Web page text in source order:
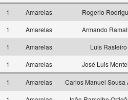
1 Amarelas
Rogerio
1 Amarelas
Armando
1 Amarelas
Luis Rasteiro
1 Amarelas José Luis
1 Amarelas
Carlos Manuel Sousa